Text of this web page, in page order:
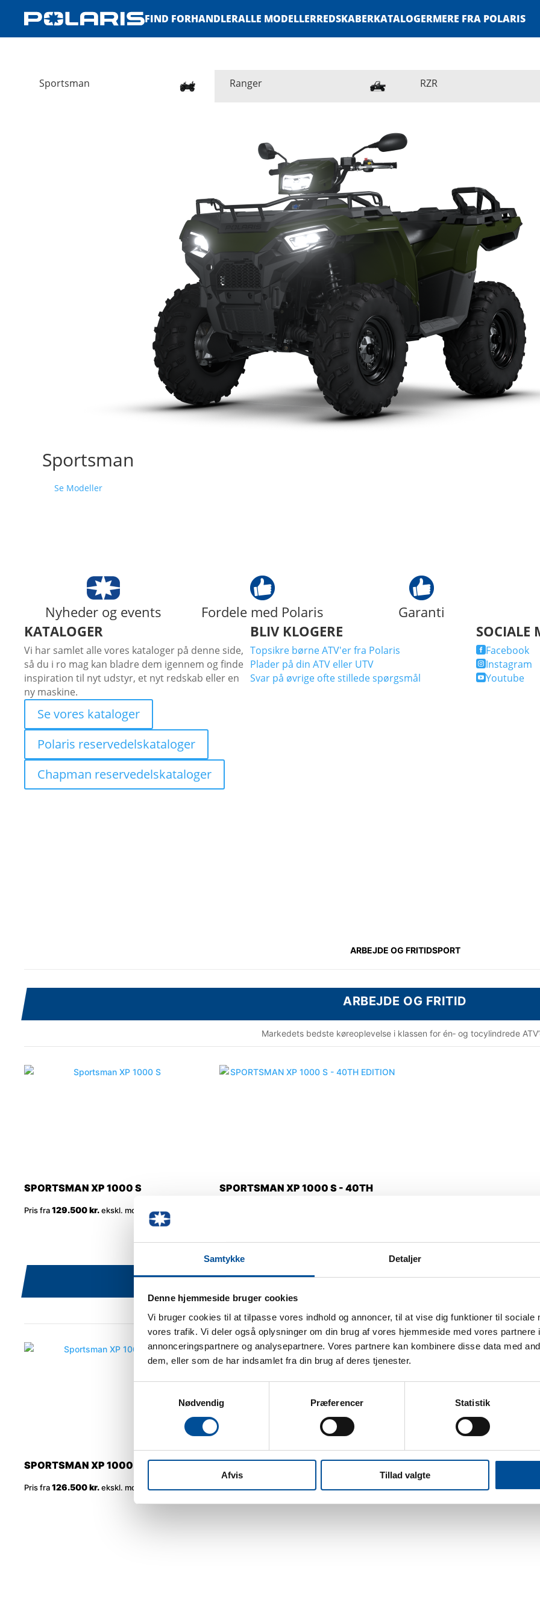
Samtykke Detaljer
Denne hjemmeside bruger cookies
Vi bruger cookies til at tilpasse vores indhold og annoncer, til at vise dig funktioner til sociale
vores trafik. Vi deler også oplysninger om din brug af vores hjemmeside med vores partnere
annonceringspartnere og analysepartnere. Vores partnere kan kombinere disse data med
dem, eller som de har indsamlet fra din brug af deres tjenester.
Nødvendig
Præferencer Statistik
Afvis Tillad valgte
FIND FORHANDLERALLE MODELLERREDSKABERKATALOGERMERE FRA POLARIS
Sportsman Ranger RZR
Sportsman
Se Modeller
Nyheder og events Fordele med Polaris
Garanti
KATALOGER
Vi har samlet alle vores kataloger på denne side,
så du i ro mag kan bladre dem igennem og finde
inspiration til nyt udstyr, et nyt redskab eller en
ny maskine.
Se vores kataloger
Polaris reservedelskataloger
Chapman reservedelskataloger
BLIV KLOGERE
Topsikre børne ATV'er fra Polaris
Plader på din ATV eller UTV
Svar på øvrige ofte stillede spørgsmål
SOCIALE
 Facebook
Instagram
Youtube
ARBEJDE OG FRITIDSPORT
ARBEJDE OG FRITID
Markedets bedste køreoplevelse i klassen for én‑ og tocylindrede
SPORTSMAN XP 1000 S
Pris fra129.500 kr.ekskl. moms
SPORTSMAN XP 1000 S - 40TH
SPORT
SPORTSMAN XP 1000 S 2UP
Pris fra126.500 kr.ekskl. moms